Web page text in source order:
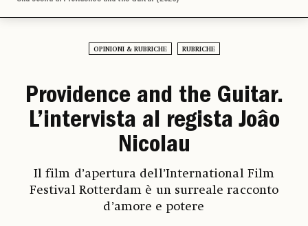
OPINIONI & RUBRICHE RUBRICHE
Providence and the Guitar.
L’intervista al regista Joâo
Nicolau
Il film d’apertura dell’International Film
Festival Rotterdam è un surreale racconto
d’amore e potere